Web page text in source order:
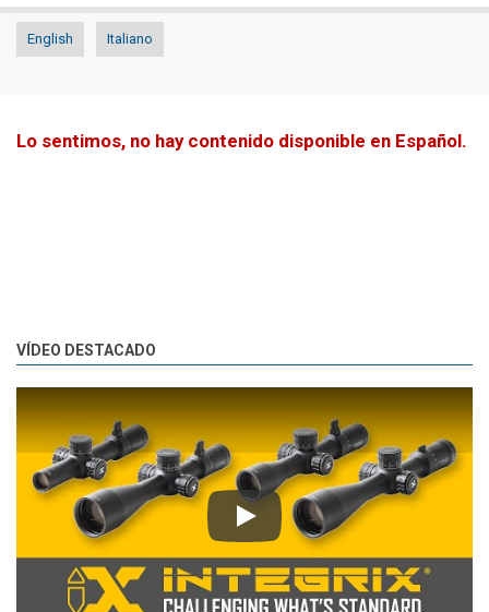
English Italiano
Lo sentimos, no hay contenido disponible en Español.
VÍDEO DESTACADO
Play